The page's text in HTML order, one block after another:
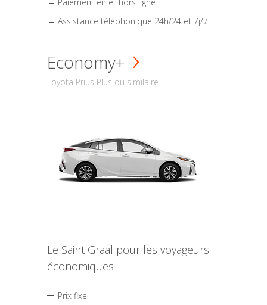
Assistance téléphonique 24h/24 et 7j/7
Economy+
Toyota Prius Plus ou similaire
Le Saint Graal pour les voyageurs
économiques
Prix fixe